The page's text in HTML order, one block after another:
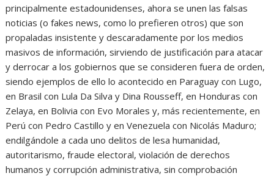
principalmente estadounidenses, ahora se unen las falsas
noticias (o fakes news, como lo prefieren otros) que son
propaladas insistente y descaradamente por los medios
masivos de información, sirviendo de justificación para atacar
y derrocar a los gobiernos que se consideren fuera de orden,
siendo ejemplos de ello lo acontecido en Paraguay con Lugo,
en Brasil con Lula Da Silva y Dina Rousseff, en Honduras con
Zelaya, en Bolivia con Evo Morales y, más recientemente, en
Perú con Pedro Castillo y en Venezuela con Nicolás Maduro;
endilgándole a cada uno delitos de lesa humanidad,
autoritarismo, fraude electoral, violación de derechos
humanos y corrupción administrativa, sin comprobación